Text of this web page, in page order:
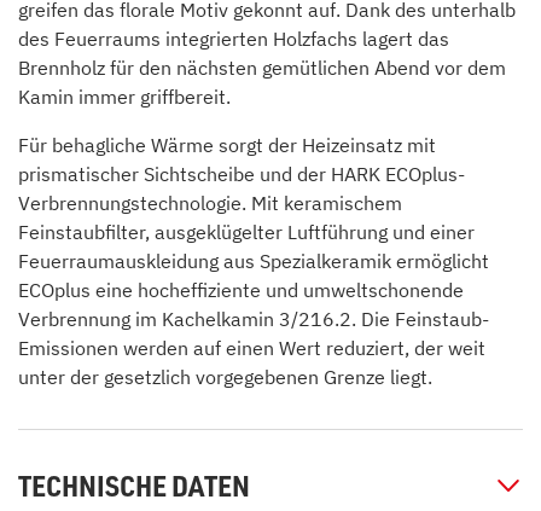
greifen das florale Motiv gekonnt auf. Dank des unterhalb
des Feuerraums integrierten Holzfachs lagert das
Brennholz für den nächsten gemütlichen Abend vor dem
Kamin immer griffbereit.
Für behagliche Wärme sorgt der Heizeinsatz mit
prismatischer Sichtscheibe und der HARK ECOplus-
Verbrennungstechnologie. Mit keramischem
Feinstaubfilter, ausgeklügelter Luftführung und einer
Feuerraumauskleidung aus Spezialkeramik ermöglicht
ECOplus eine hocheffiziente und umweltschonende
Verbrennung im Kachelkamin 3/216.2. Die Feinstaub-
Emissionen werden auf einen Wert reduziert, der weit
unter der gesetzlich vorgegebenen Grenze liegt.
TECHNISCHE DATEN